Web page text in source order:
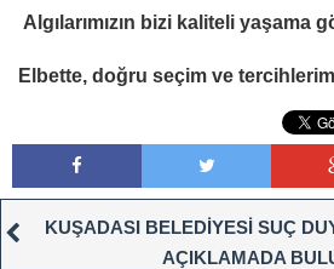
Algılarımızın bizi kaliteli
Elbette, doğru seçim ve
KUŞADASI BELEDİYESİ SUÇ
AÇIKLAMADA